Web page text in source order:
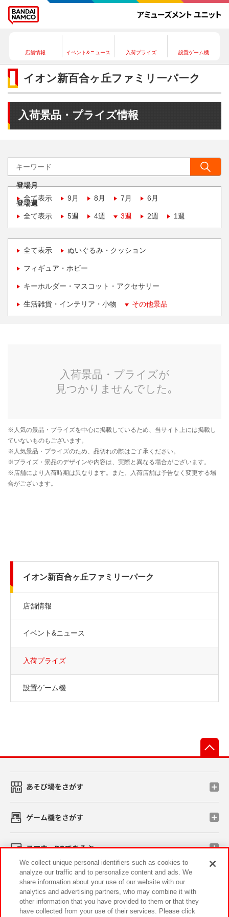
店舗情報 イベント&ニュース 入荷プライズ 設置ゲーム機
イオン新百合ヶ丘ファミリーパーク
入荷景品・プライズ情報
登場月
全て表示
9月 8月 7月 6月
登場週
全て表示
5週 4週 3週 2週 1週
全て表示 ぬいぐるみ・クッション
フィギュア・ホビー
キーホルダー・マスコット・アクセサリー
生活雑貨・インテリア・小物 その他景品
イオン新百合ヶ丘ファミリーパーク
店舗情報
イベント&ニュース
入荷プライズ
設置ゲーム機
あそび場をさがす
ゲーム機をさがす
スマホ・PCであそぶ
イベント・キャンペーン
We collect unique personal identifiers such as cookies to
analyze our traffic and to personalize content and ads. We
share information about your use of our website with our
analytics and advertising partners, who may combine it with
other information that you have provided to them or that they
have collected from your use of their services. Please click